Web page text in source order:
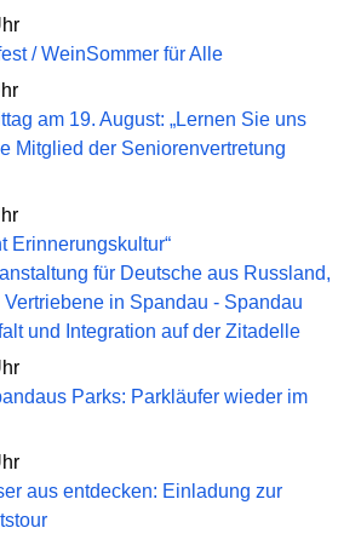
/ WeinSommer für Alle
am 19. August: „Lernen Sie uns
Mitglied der Seniorenvertretung
Erinnerungskultur“
für Deutsche aus Russland,
in Spandau - Spandau
und Integration auf der Zitadelle
Parks: Parkläufer wieder im
aus entdecken: Einladung zur